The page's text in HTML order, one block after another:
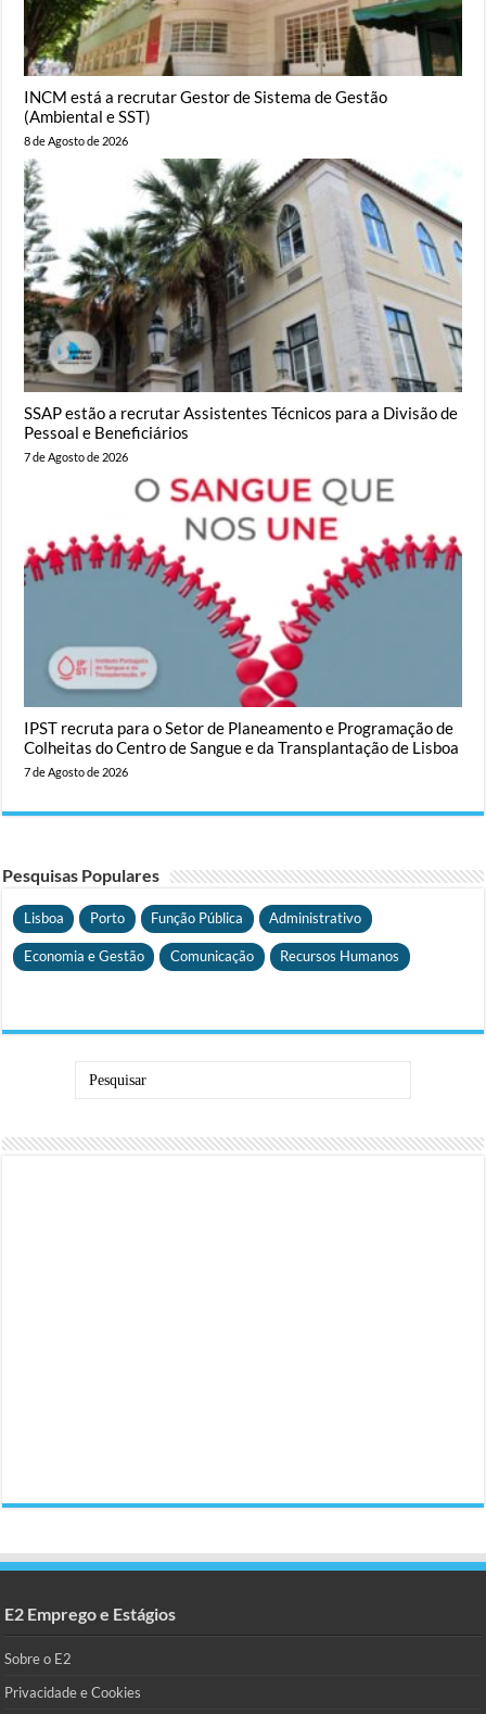
INCM está a recrutar Gestor de Sistema de Gestão
(Ambiental e SST)
8 de Agosto de 2026
SSAP estão a recrutar Assistentes Técnicos para a Divisão de
Pessoal e Beneficiários
7 de Agosto de 2026
IPST recruta para o Setor de Planeamento e Programação de
Colheitas do Centro de Sangue e da Transplantação de Lisboa
7 de Agosto de 2026
Pesquisas Populares
Lisboa Porto Função Pública Administrativo
Economia e Gestão Comunicação Recursos Humanos
E2 Emprego e Estágios
Sobre o E2
Privacidade e Cookies